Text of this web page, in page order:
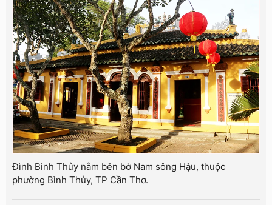
Đình Bình Thủy nằm bên bờ Nam sông Hậu, thuộc
phường Bình Thủy, TP Cần Thơ.